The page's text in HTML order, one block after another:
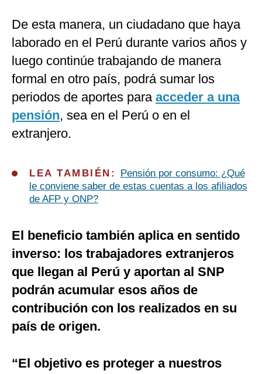
De esta manera, un ciudadano que haya
laborado en el Perú durante varios años y
luego continúe trabajando de manera
formal en otro país, podrá sumar los
periodos de aportes para acceder a una
pensión, sea en el Perú o en el
extranjero.
LEA TAMBIÉN:
Pensión por consumo: ¿Qué
le conviene saber de estas cuentas a los afiliados
de AFP y ONP?
El beneficio también aplica en sentido
inverso: los trabajadores extranjeros
que llegan al Perú y aportan al SNP
podrán acumular esos años de
contribución con los realizados en su
país de origen.
“El objetivo es proteger a nuestros